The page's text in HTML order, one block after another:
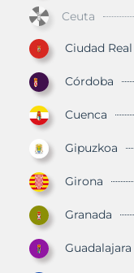
Ceuta
Ciudad Real
Córdoba
Cuenca
Gipuzkoa
Girona
Granada
Guadalajara